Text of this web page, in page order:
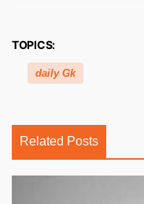
TOPICS:
daily Gk
Related Posts